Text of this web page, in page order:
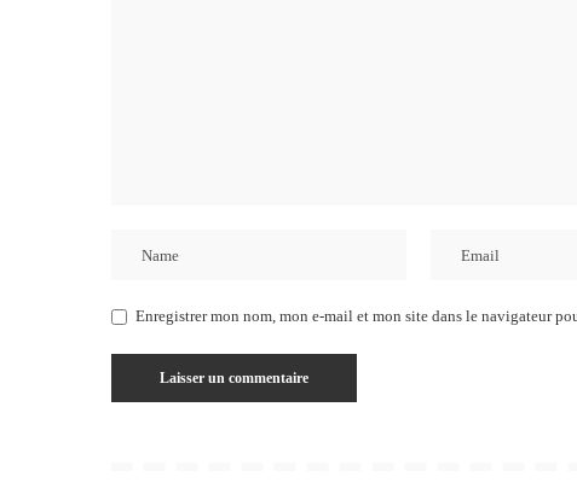
Enregistrer mon nom, mon e-mail et mon site dans le navigateur